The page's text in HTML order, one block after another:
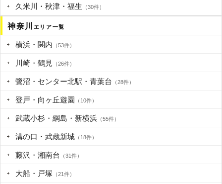
久米川・秋津・福生 （30件）
神奈川 エリア一覧
横浜・関内 （53件）
川崎・鶴見 （26件）
鷺沼・センター北駅・青葉台 （28件）
登戸・向ヶ丘遊園 （10件）
武蔵小杉・綱島・新横浜 （55件）
溝の口・武蔵新城 （18件）
藤沢・湘南台 （31件）
大船・戸塚 （21件）